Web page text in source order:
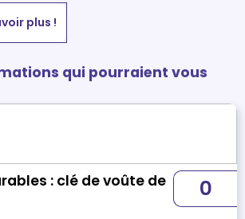
plus !
qui pourraient vous
: clé de voûte de
0